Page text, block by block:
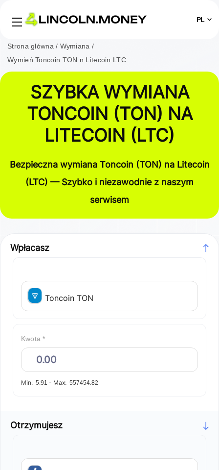
PL
Strona główna Wymiana
Wymień Toncoin TON n Litecoin LTC
SZYBKA WYMIANA
TONCOIN (TON) NA
LITECOIN (LTC)
Bezpieczna wymiana Toncoin (TON) na Litecoin
(LTC) — Szybko i niezawodnie z naszym
serwisem
Wpłacasz
Toncoin TON
Kwota *
Min: 5.91 - Max: 557454.82
Otrzymujesz